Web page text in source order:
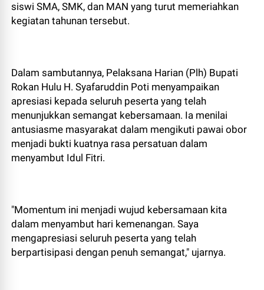
siswi SMA, SMK, dan MAN yang turut memeriahkan
kegiatan tahunan tersebut.
Dalam sambutannya, Pelaksana Harian (Plh) Bupati
Rokan Hulu H. Syafaruddin Poti menyampaikan
apresiasi kepada seluruh peserta yang telah
menunjukkan semangat kebersamaan. Ia menilai
antusiasme masyarakat dalam mengikuti pawai obor
menjadi bukti kuatnya rasa persatuan dalam
menyambut Idul Fitri.
"Momentum ini menjadi wujud kebersamaan kita
dalam menyambut hari kemenangan. Saya
mengapresiasi seluruh peserta yang telah
berpartisipasi dengan penuh semangat," ujarnya.